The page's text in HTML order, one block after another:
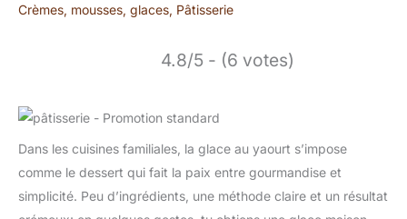
Crèmes, mousses, glaces, Pâtisserie
4.8/5 - (6 votes)
Dans les cuisines familiales, la glace au yaourt s’impose
comme le dessert qui fait la paix entre gourmandise et
simplicité. Peu d’ingrédients, une méthode claire et un résultat